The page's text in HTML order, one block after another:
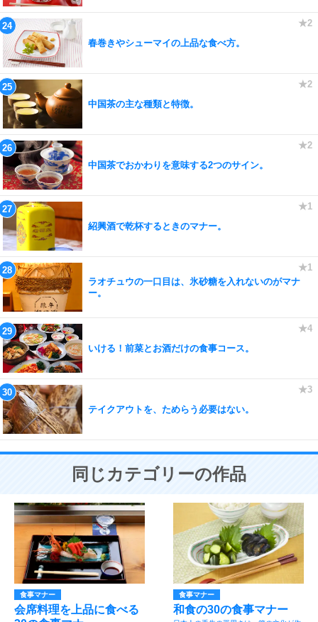
春巻きやシューマイの上品な食べ方。
中国茶の主な種類と特徴。
中国茶でおかわりを意味する2つのサイン。
紹興酒で乾杯するときのマナー。
ラオチュウの一口目は、氷砂糖を入れないのがマナ
ー。
いける！前菜とお酒だけの食事コース。
テイクアウトを、ためらう必要はない。
同じカテゴリーの作品
食事マナー
会席料理を上品に食べる
食事マナー
和食の30の食事マナー